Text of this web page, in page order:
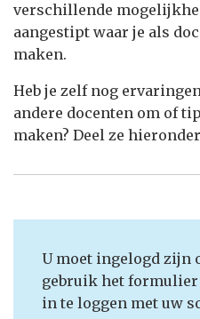
verschillende
aangestipt waar je als
maken.
Heb je zelf nog
andere docenten om of
maken? Deel ze
U moet ingelogd zijn
gebruik het
in te loggen met uw